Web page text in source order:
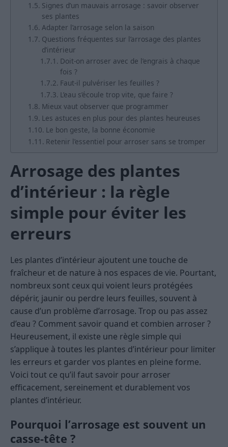
Signes d’un mauvais arrosage : savoir observer
ses plantes
Adapter l’arrosage selon la saison
Questions fréquentes sur l’arrosage des plantes
d’intérieur
Doit-on arroser avec de l’engrais à chaque
fois ?
Faut-il pulvériser les feuilles ?
L’eau s’écoule trop vite, que faire ?
Mieux vaut observer que programmer
Les astuces en plus pour des plantes heureuses
Le bon geste, la bonne économie
Retenir l’essentiel pour arroser sans se tromper
Arrosage des plantes
d’intérieur : la règle
simple pour éviter les
erreurs
Les plantes d’intérieur ajoutent une touche de
fraîcheur et de nature à nos espaces de vie. Pourtant,
nombreux sont ceux qui voient leurs protégées
dépérir, jaunir ou perdre leurs feuilles, souvent à
cause d’un problème d’arrosage. Trop ou pas assez
d’eau ? Comment savoir quand et combien arroser ?
Heureusement, il existe une règle simple qui
s’applique à toutes les plantes d’intérieur pour limiter
les erreurs et garder vos plantes en pleine forme.
Voici tout ce qu’il faut savoir pour arroser
efficacement, sereinement et durablement vos
plantes d’intérieur.
Pourquoi l’arrosage est souvent un
casse-tête ?